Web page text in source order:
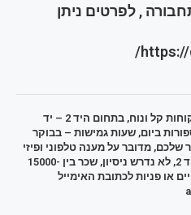
, לפרטים ניתן
דרושים דרושות לעבודה בשירות לקוחות קל ונוח, בתחום היד 2 – יד
ביום, שעות גמישות – בבוקר
שלכם, מדובר על מענה טלפוני ופיזי
ללקוחות המעוניינים לקחת מוצרי יד 2, לא נדרש ניסיון, שכר בין 15000-
חיים או פניות לכתובת האימייל